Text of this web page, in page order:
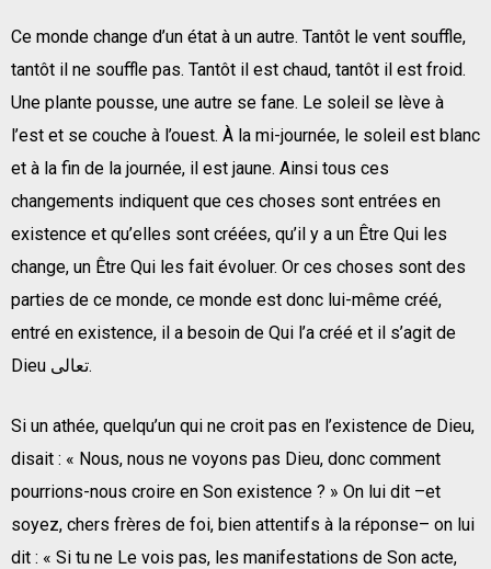
Ce monde change d’un état à un autre. Tantôt le vent souffle,
tantôt il ne souffle pas. Tantôt il est chaud, tantôt il est froid.
Une plante pousse, une autre se fane. Le soleil se lève à
l’est et se couche à l’ouest. À la mi-journée, le soleil est blanc
et à la fin de la journée, il est jaune. Ainsi tous ces
changements indiquent que ces choses sont entrées en
existence et qu’elles sont créées, qu’il y a un Être Qui les
change, un Être Qui les fait évoluer. Or ces choses sont des
parties de ce monde, ce monde est donc lui-même créé,
entré en existence, il a besoin de Qui l’a créé et il s’agit de
Dieu تعالى.
Si un athée, quelqu’un qui ne croit pas en l’existence de Dieu,
disait : « Nous, nous ne voyons pas Dieu, donc comment
pourrions-nous croire en Son existence ? » On lui dit –et
soyez, chers frères de foi, bien attentifs à la réponse– on lui
dit : « Si tu ne Le vois pas, les manifestations de Son acte,